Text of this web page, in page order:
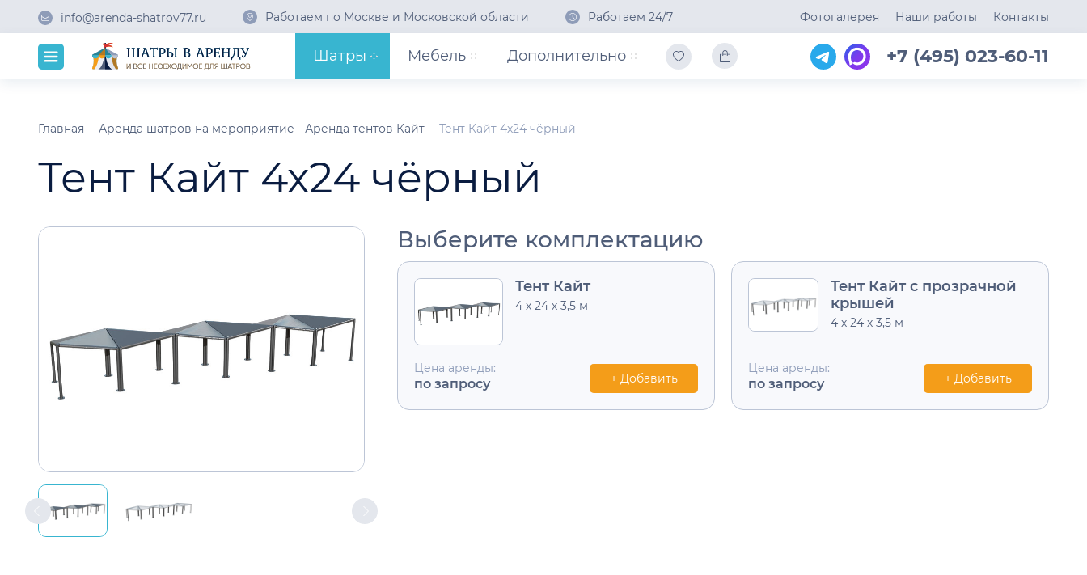
info@arenda-shatrov77.ru Работаем по Москве и Московской области Работаем 24/7 Фотогалерея Наши работы Контакты
Шатры Мебель Дополнительно +7 (495) 023-60-11
Главная Аренда шатров на мероприятие Аренда тентов Кайт Тент Кайт 4х24 чёрный
Тент Кайт 4х24 чёрный
Выберите комплектацию
Тент Кайт
4 х 24 х 3,5 м
Цена аренды:
по запросу + Добавить
Тент Кайт с прозрачной
крышей
4 х 24 х 3,5 м
Цена аренды:
по запросу + Добавить